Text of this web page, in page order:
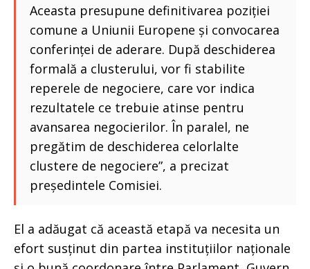
Aceasta presupune definitivarea poziției
comune a Uniunii Europene și convocarea
conferinței de aderare. După deschiderea
formală a clusterului, vor fi stabilite
reperele de negociere, care vor indica
rezultatele ce trebuie atinse pentru
avansarea negocierilor. În paralel, ne
pregătim de deschiderea celorlalte
clustere de negociere”, a precizat
președintele Comisiei.
El a adăugat că această etapă va necesita un
efort susținut din partea instituțiilor naționale